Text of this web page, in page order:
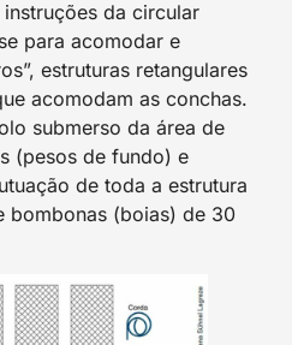
da circular
para acomodar e
estruturas retangulares
acomodam as conchas.
submerso da área de
(pesos de fundo) e
de toda a estrutura
bombonas (boias) de 30